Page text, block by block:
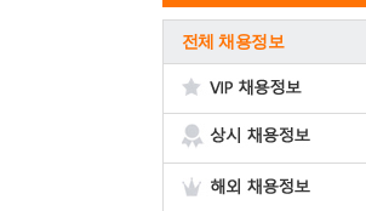
전체 채용정보